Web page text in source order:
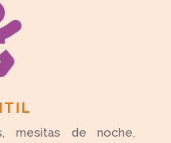
mesitas de noche,